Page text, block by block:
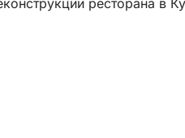
ресторана в